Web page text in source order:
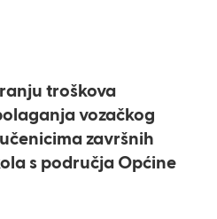
troškova
vozačkog
završnih
s područja Općine